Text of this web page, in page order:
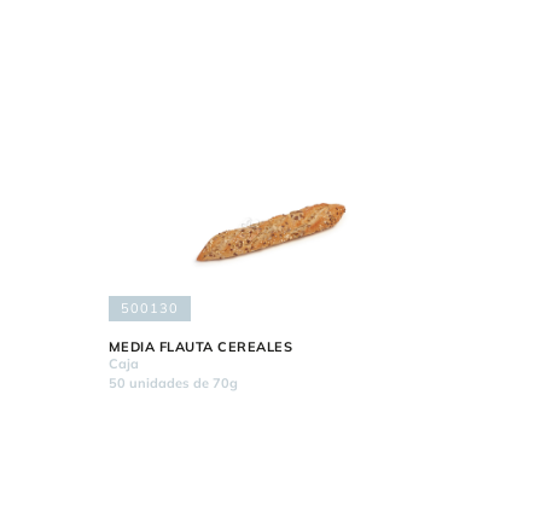
500130
MEDIA FLAUTA CEREALES
Caja
50 unidades de 70g